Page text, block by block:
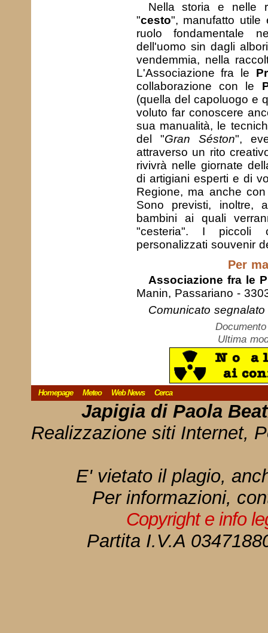
Nella storia e nelle
"cesto", manufatto
ruolo fondamentale
dell'uomo sin dagli
vendemmia, nella
L'Associazione fra le
collaborazione con le
(quella del capoluogo e
voluto far conoscere
sua manualità, le
del "Gran Séston",
attraverso un rito
rivivrà nelle giornate
di artigiani esperti e di
Regione, ma anche
Sono previsti, inoltre,
bambini ai quali
"cesteria". I piccoli
personalizzati souvenir
Per
Associazione fra le
Manin, Passariano -
Comunicato
Ultima
Homepage Meteo Web News Cerca
Japigia di Paola
Realizzazione siti Internet,
E' vietato il plagio,
Per informazioni,
Copyright e info
Partita I.V.A